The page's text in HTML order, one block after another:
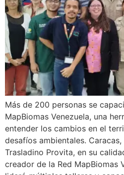
Más de 200 personas se
MapBiomas Venezuela, una
entender los cambios en el
desafíos ambientales.
Trasladino Provita, en su
creador de la Red MapBiomas